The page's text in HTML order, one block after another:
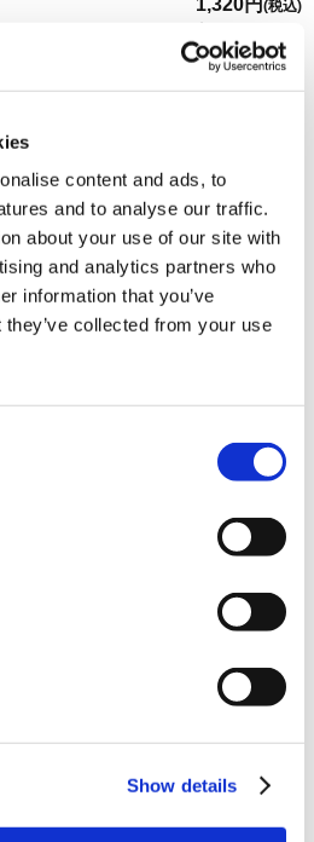
content and ads, to
and to analyse our traffic.
about your use of our site with
and analytics partners who
information that you’ve
collected from your use
Show details
1,320円 (税込)
ッテンアクリルスタンド ジェイ
1,320円(税込)
ッテンアクリルスタンド 春麗
在庫：○ |66ポイント
ッテンアクリルスタンド キンバ